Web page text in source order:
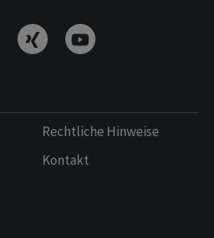
Rechtliche Hinweise
Kontakt